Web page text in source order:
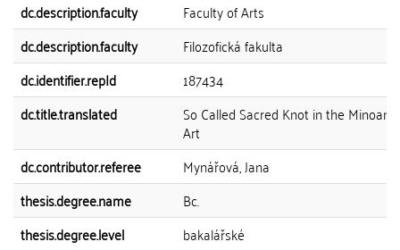
dc.description.faculty
Faculty of Arts
dc.description.faculty
Filozofická fakulta
dc.identifier.repId
187434
dc.title.translated
So Called Sacred Knot in the Minoan
Art
dc.contributor.referee
Mynářová, Jana
thesis.degree.name
Bc.
thesis.degree.level
bakalářské